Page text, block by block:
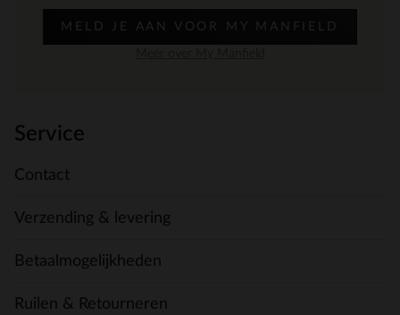
MELD JE AAN VOOR MY MANFIELD
Service
Contact
Verzending & levering
Betaalmogelijkheden
Ruilen & Retourneren